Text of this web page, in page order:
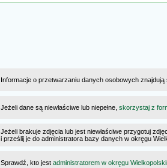
Informacje o przetwarzaniu danych osobowych
Jeżeli dane są niewłaściwe lub niepełne, skorzystaj z
Jeżeli brakuje zdjęcia lub jest niewłaściwe przygotuj
i prześlij je do administratora bazy danych w okręgu
Sprawdź, kto jest administratorem w okręgu